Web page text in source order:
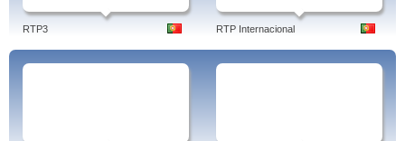
RTP3 RTP Internacional